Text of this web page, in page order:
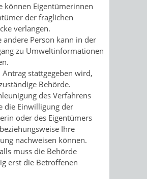
können Eigentümerinnen
der fraglichen
verlangen.
andere Person kann in der
zu Umweltinformationen
Antrag stattgegeben wird,
Behörde.
des Verfahrens
die Einwilligung der
oder des Eigentümers
Ihre
nachweisen können.
muss die Behörde
erst die Betroffenen